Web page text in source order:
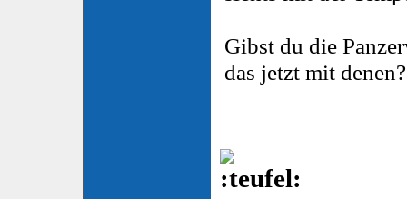
Gibst du die
das jetzt mit denen?